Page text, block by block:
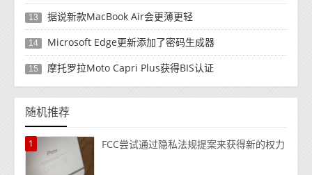
13 据说新款MacBook Air会更薄更轻
14 Microsoft Edge更新添加了密码生成器
15 摩托罗拉Moto Capri Plus获得BIS认证
随机推荐
1 FCC尝试通过隐私法规提案来获得新的权力